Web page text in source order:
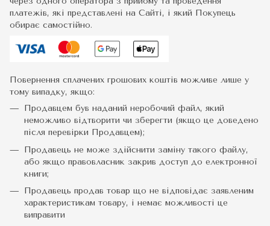
платежів, які представлені на Сайті, і який Покупець
обирає самостійно.
Повернення сплачених грошових коштів можливе лише у
тому випадку, якщо:
Продавцем був наданий неробочий файл, який
неможливо відтворити чи зберегти (якщо це доведено
після перевірки Продавцем);
Продавець не може здійснити заміну такого файлу,
або якщо правовласник закрив доступ до електронної
книги;
Продавець продав товар що не відповідає заявленим
характеристикам товару, і немає можливості це
виправити